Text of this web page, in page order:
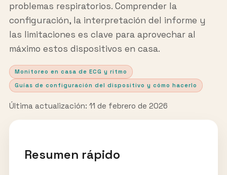
problemas respiratorios. Comprender la
configuración, la interpretación del informe y
las limitaciones es clave para aprovechar al
máximo estos dispositivos en casa.
Monitoreo en casa de ECG y ritmo
Guías de configuración del dispositivo y cómo hacerlo
Última actualización: 11 de febrero de 2026
Resumen rápido